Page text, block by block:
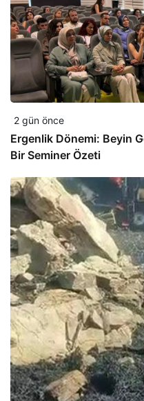
2 gün önce
Ergenlik Dönemi: Beyin
Bir Seminer Özeti